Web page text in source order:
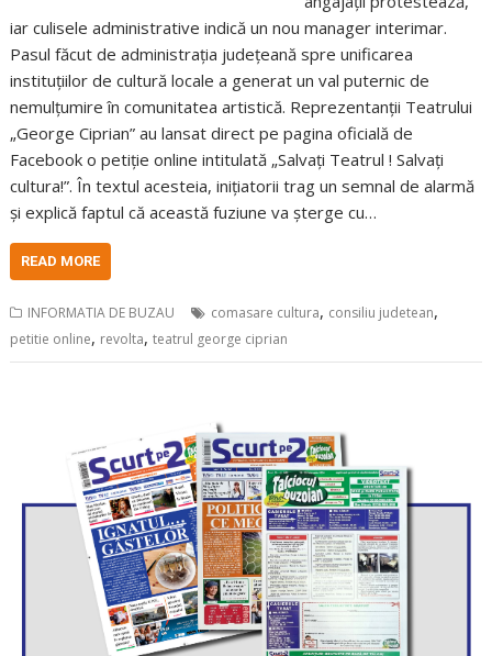
iar culisele administrative indică un nou manager interimar.
Pasul făcut de administrația județeană spre unificarea
instituțiilor de cultură locale a generat un val puternic de
nemulțumire în comunitatea artistică. Reprezentanții Teatrului
„George Ciprian” au lansat direct pe pagina oficială de
Facebook o petiție online intitulată „Salvați Teatrul ! Salvați
cultura!”. În textul acesteia, inițiatorii trag un semnal de alarmă
și explică faptul că această fuziune va șterge cu…
READ MORE
INFORMATIA DE BUZAU comasare cultura, consiliu judetean,
petitie online, revolta,teatrul george ciprian